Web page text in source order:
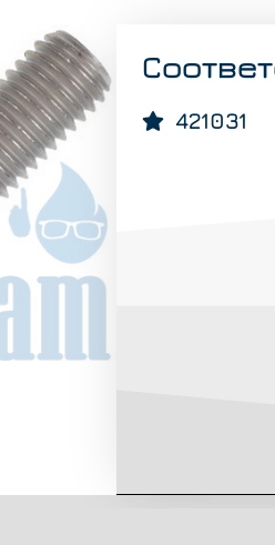
421031